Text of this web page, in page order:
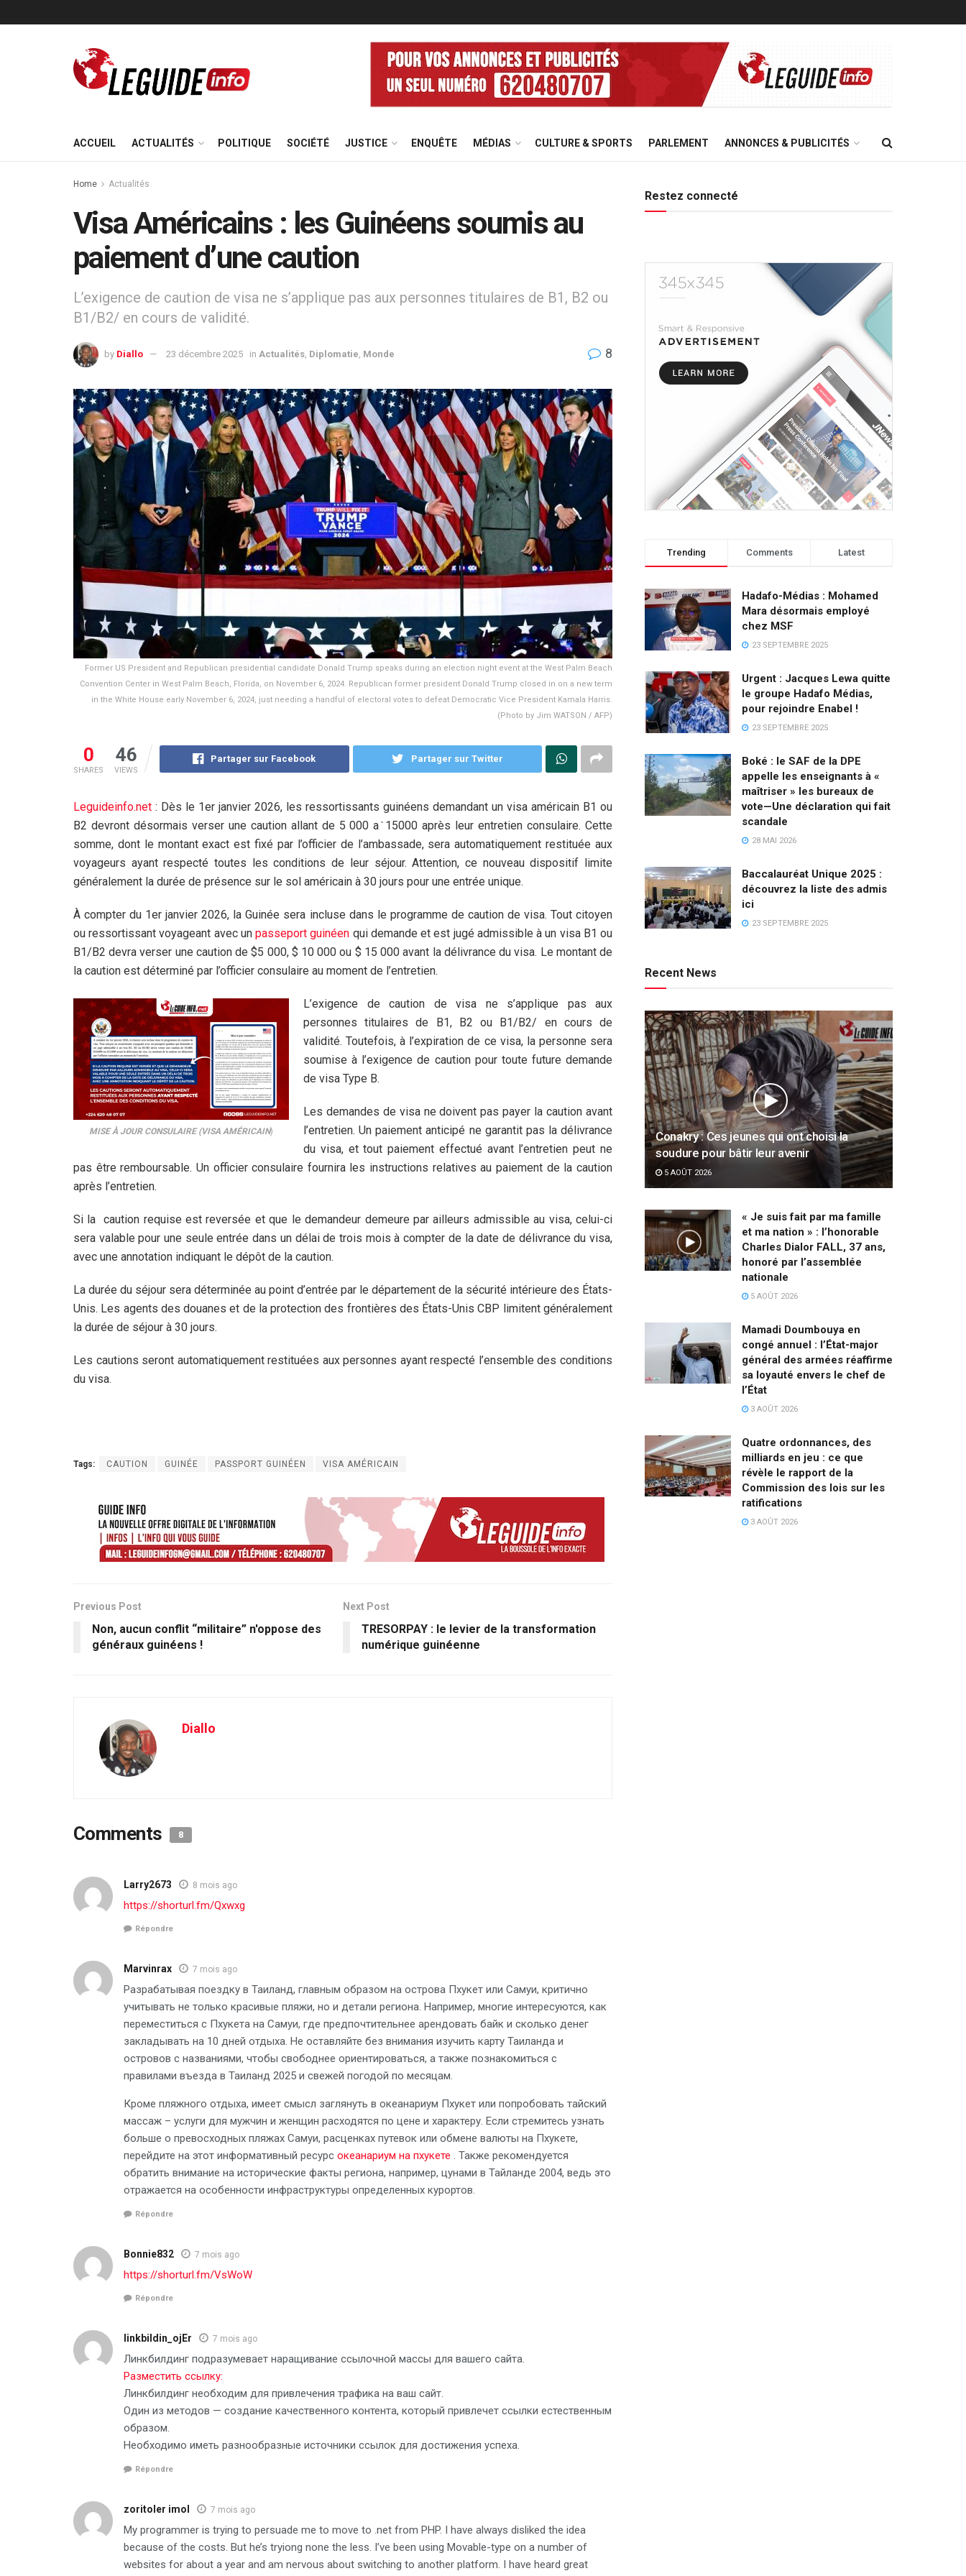
ACCUEIL ACTUALITÉS POLITIQUE SOCIÉTÉ JUSTICE ENQUÊTE MÉDIAS CULTURE & SPORTS PARLEMENT ANNONCES & PUBLICITÉS
Home Actualités
Visa Américains : les Guinéens soumis au
paiement d’une caution
L’exigence de caution de visa ne s’applique pas aux personnes titulaires de B1, B2 ou
B1/B2/ en cours de validité.
by Diallo 23 décembre 2025 in Actualités Diplomatie Monde 8
Former US President and Republican presidential candidate Donald Trump speaks during an election night event at the West Palm Beach
Convention Center in West Palm Beach, Florida, on November 6, 2024. Republican former president Donald Trump closed in on a new term
in the White House early November 6, 2024, just needing a handful of electoral votes to defeat Democratic Vice President Kamala Harris.
(Photo by Jim WATSON / AFP)
0
SHARES
46
VIEWS
Partager sur Facebook Partager sur Twitter
Leguideinfo.net : Dès le 1er janvier 2026, les ressortissants guinéens demandant un visa américain B1 ou
B2 devront désormais verser une caution allant de 5 000 aˋ15000 après leur entretien consulaire. Cette
somme, dont le montant exact est fixé par l’officier de l’ambassade, sera automatiquement restituée aux
voyageurs ayant respecté toutes les conditions de leur séjour. Attention, ce nouveau dispositif limite
généralement la durée de présence sur le sol américain à 30 jours pour une entrée unique.
À compter du 1er janvier 2026, la Guinée sera incluse dans le programme de caution de visa. Tout citoyen
ou ressortissant voyageant avec unpasseport guinéen qui demande et est jugé admissible à un visa B1 ou
B1/B2 devra verser une caution de $5 000, $ 10 000 ou $ 15 000 avant la délivrance du visa. Le montant de
la caution est déterminé par l’officier consulaire au moment de l’entretien.
MISE À JOUR CONSULAIRE (VISA AMÉRICAIN)
L’exigence de caution de visa ne s’applique pas aux
personnes titulaires de B1, B2 ou B1/B2/ en cours de
validité. Toutefois, à l’expiration de ce visa, la personne sera
soumise à l’exigence de caution pour toute future demande
de visa Type B.
Les demandes de visa ne doivent pas payer la caution avant
l’entretien. Un paiement anticipé ne garantit pas la délivrance
du visa, et tout paiement effectué avant l’entretien peut ne
pas être remboursable. Un officier consulaire fournira les instructions relatives au paiement de la caution
après l’entretien.
Si la caution requise est reversée et que le demandeur demeure par ailleurs admissible au visa, celui-ci
sera valable pour une seule entrée dans un délai de trois mois à compter de la date de délivrance du visa,
avec une annotation indiquant le dépôt de la caution.
La durée du séjour sera déterminée au point d’entrée par le département de la sécurité intérieure des États-
Unis. Les agents des douanes et de la protection des frontières des États-Unis CBP limitent généralement
la durée de séjour à 30 jours.
Les cautions seront automatiquement restituées aux personnes ayant respecté l’ensemble des conditions
du visa.
Tags: CAUTION GUINÉE PASSPORT GUINÉEN VISA AMÉRICAIN
Previous Post
Non, aucun conflit “militaire” n'oppose des
généraux guinéens !
Next Post
TRESORPAY : le levier de la transformation
numérique guinéenne
Diallo
Comments 8
Larry2673 8 mois ago
https://shorturl.fm/Qxwxg
Répondre
Marvinrax 7 mois ago
Разрабатывая поездку в Таиланд, главным образом на острова Пхукет или Самуи, критично
учитывать не только красивые пляжи, но и детали региона. Например, многие интересуются, как
переместиться с Пхукета на Самуи, где предпочтительнее арендовать байк и сколько денег
закладывать на 10 дней отдыха. Не оставляйте без внимания изучить карту Таиланда и
островов с названиями, чтобы свободнее ориентироваться, а также познакомиться с
правилами въезда в Таиланд 2025 и свежей погодой по месяцам.
Кроме пляжного отдыха, имеет смысл заглянуть в океанариум Пхукет или попробовать тайский
массаж – услуги для мужчин и женщин расходятся по цене и характеру. Если стремитесь узнать
больше о превосходных пляжах Самуи, расценках путевок или обмене валюты на Пхукете,
перейдите на этот информативный ресурс океанариум на пхукете . Также рекомендуется
обратить внимание на исторические факты региона, например, цунами в Тайланде 2004, ведь это
отражается на особенности инфраструктуры определенных курортов.
Répondre
Bonnie832 7 mois ago
https://shorturl.fm/VsWoW
Répondre
linkbildin_ojEr 7 mois ago
Линкбилдинг подразумевает наращивание ссылочной массы для вашего сайта.
Разместить ссылку:
Линкбилдинг необходим для привлечения трафика на ваш сайт.
Один из методов — создание качественного контента, который привлечет ссылки естественным
образом.
Необходимо иметь разнообразные источники ссылок для достижения успеха.
Répondre
zoritoler imol 7 mois ago
My programmer is trying to persuade me to move to .net from PHP. I have always disliked the idea
because of the costs. But he’s tryiong none the less. I’ve been using Movable-type on a number of
websites for about a year and am nervous about switching to another platform. I have heard great
Restez connecté
Trending Comments Latest
Hadafo-Médias : Mohamed
Mara désormais employé
chez MSF
23 SEPTEMBRE 2025
Urgent : Jacques Lewa quitte
le groupe Hadafo Médias,
pour rejoindre Enabel !
23 SEPTEMBRE 2025
Boké : le SAF de la DPE
appelle les enseignants à «
maîtriser » les bureaux de
vote—Une déclaration qui fait
scandale
28 MAI 2026
Baccalauréat Unique 2025 :
découvrez la liste des admis
ici
23 SEPTEMBRE 2025
Recent News
Conakry : Ces jeunes qui ont choisi la
soudure pour bâtir leur avenir
5 AOÛT 2026
« Je suis fait par ma famille
et ma nation » : l’honorable
Charles Dialor FALL, 37 ans,
honoré par l’assemblée
nationale
5 AOÛT 2026
Mamadi Doumbouya en
congé annuel : l’État-major
général des armées réaffirme
sa loyauté envers le chef de
l’État
3 AOÛT 2026
Quatre ordonnances, des
milliards en jeu : ce que
révèle le rapport de la
Commission des lois sur les
ratifications
3 AOÛT 2026